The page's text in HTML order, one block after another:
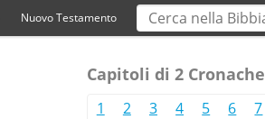
Nuovo Testamento
Capitoli di 2 Cronache
1 2 3 4 5 6 7